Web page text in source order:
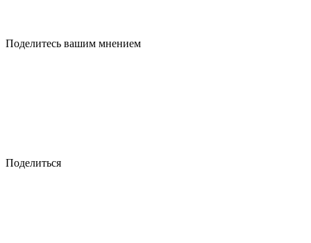
Поделитесь вашим мнением
Поделиться